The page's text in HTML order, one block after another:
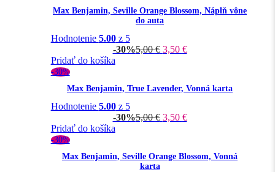
Max Benjamin, Seville Orange Blossom, Náplň vône
do auta
Hodnotenie 5.00z 5
-30%5,00€ 3,50 €
Pridať do košíka
-30%
Max Benjamin, True Lavender, Vonná karta
Hodnotenie 5.00z 5
-30%5,00€ 3,50 €
Pridať do košíka
-30%
Max Benjamin, Seville Orange Blossom, Vonná
karta